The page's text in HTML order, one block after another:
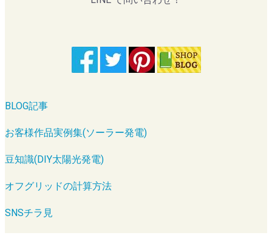
BLOG記事
お客様作品実例集(ソーラー発電)
豆知識(DIY太陽光発電)
オフグリッドの計算方法
SNSチラ見